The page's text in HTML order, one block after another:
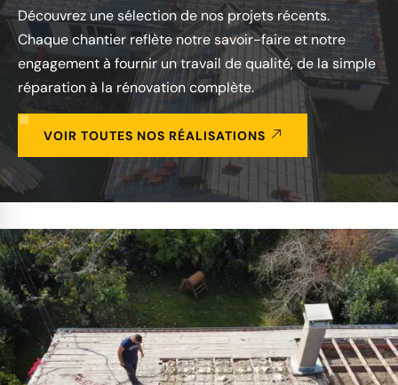
Découvrez une sélection de nos projets récents.
Chaque chantier reflète notre savoir-faire et notre
engagement à fournir un travail de qualité, de la simple
réparation à la rénovation complète.
VOIR TOUTES NOS RÉALISATIONS